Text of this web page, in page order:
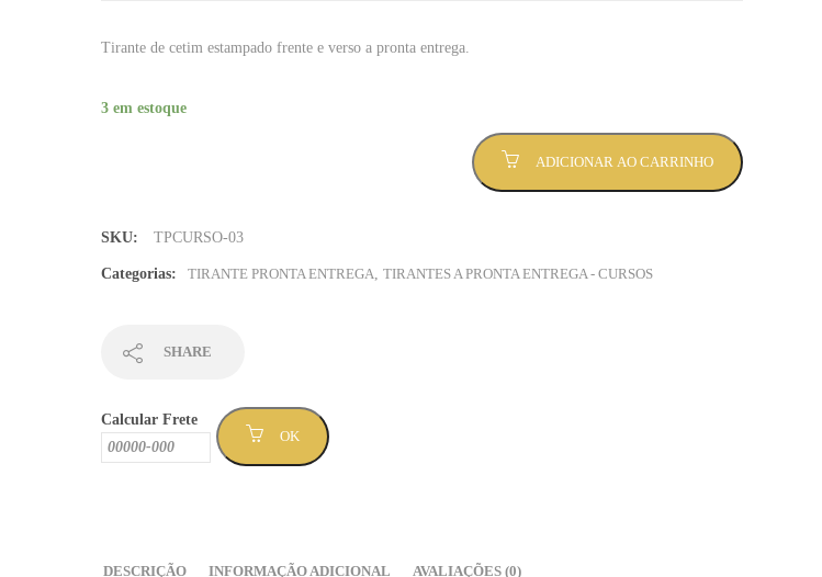
Tirante de cetim estampado frente e verso a pronta entrega.
3 em estoque
abridor
-
(TPCURSO-
ADICIONAR AO CARRINHO
SKU: TPCURSO-03
Categorias: TIRANTE PRONTA ENTREGA, TIRANTES A PRONTA ENTREGA - CURSOS
SHARE
Calcular Frete
OK
DESCRIÇÃO INFORMAÇÃO ADICIONAL AVALIAÇÕES (0)